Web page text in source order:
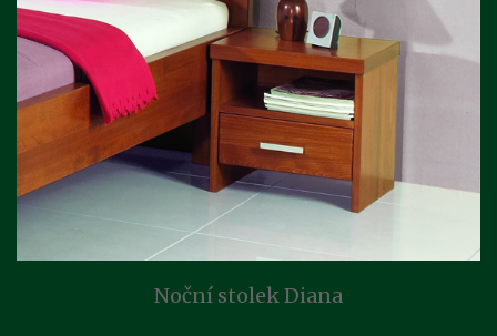
Noční stolek Diana